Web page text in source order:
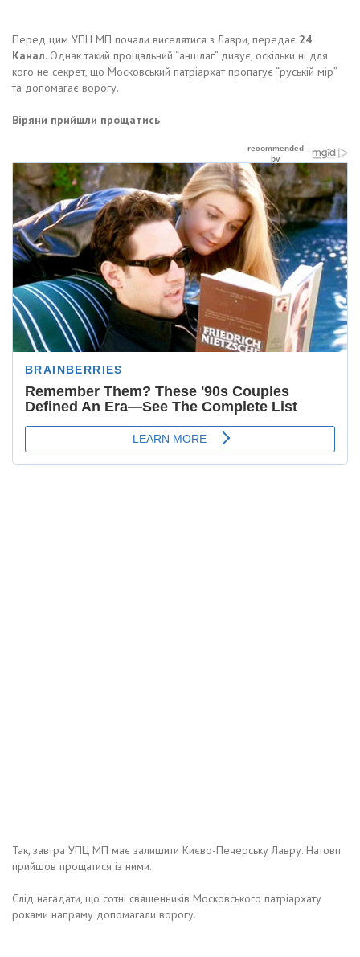
Перед цим УПЦ МП почали виселятися з Лаври, передає 24
Канал. Однак такий прощальний “аншлаг” дивує, оскільки ні для
кого не секрет, що Московський патріархат пропагує “руській мір”
та допомагає ворогу.
Віряни прийшли прощатись
Так, завтра УПЦ МП має залишити Києво-Печерську Лавру. Натовп
прийшов прощатися із ними.
Слід нагадати, що сотні священників Московського патріархату
роками напряму допомагали ворогу.